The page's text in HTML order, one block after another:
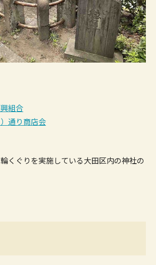
組合
通り商店会
くぐりを実施している大田区内の神社の